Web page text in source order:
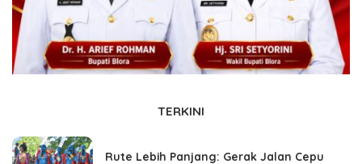
TERKINI
Rute Lebih Panjang: Gerak Jalan Cepu